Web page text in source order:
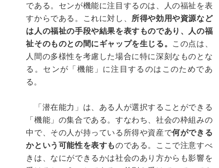
である。センが機能に注目するのは、人の福祉を表
すからである。これに対し、
所得や効用や資源など
は人の福祉の手段や結果を表すものであり、人の福
祉そのものとの間にギャップを生じる。
この点は、
人間の多様性を考慮した場合に特に深刻なものとな
る。センが「機能」に注目するのはこのためであ
る。
「潜在能力」は、ある人が選択することができる
「機能」の集合である。すなわち、社会の枠組みの
中で、その人が持っている所得や資産で何ができる
かという可能性を表すものである。ここで注意すべ
きは、なにができるかは社会のあり方からも影響を